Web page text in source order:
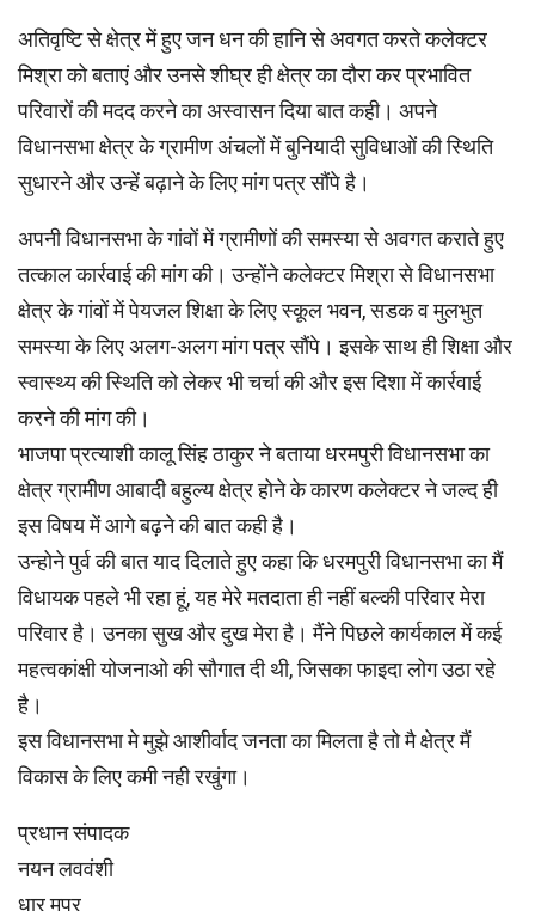
अतिवृष्टि से क्षेत्र में हुए जन धन की हानि से अवगत करते कलेक्टर
मिश्रा को बताएं और उनसे शीघ्र ही क्षेत्र का दौरा कर प्रभावित
परिवारों की मदद करने का अस्वासन दिया बात कही। अपने
विधानसभा क्षेत्र के ग्रामीण अंचलों में बुनियादी सुविधाओं की स्थिति
सुधारने और उन्हें बढ़ाने के लिए मांग पत्र सौंपे है।
अपनी विधानसभा के गांवों में ग्रामीणों की समस्या से अवगत कराते हुए
तत्काल कार्रवाई की मांग की। उन्होंने कलेक्टर मिश्रा से विधानसभा
क्षेत्र के गांवों में पेयजल शिक्षा के लिए स्कूल भवन, सडक व मुलभुत
समस्या के लिए अलग-अलग मांग पत्र सौंपे। इसके साथ ही शिक्षा और
स्वास्थ्य की स्थिति को लेकर भी चर्चा की और इस दिशा में कार्रवाई
करने की मांग की।
भाजपा प्रत्याशी कालू सिंह ठाकुर ने बताया धरमपुरी विधानसभा का
क्षेत्र ग्रामीण आबादी बहुल्‍य क्षेत्र होने के कारण कलेक्टर ने जल्द ही
इस विषय में आगे बढ़ने की बात कही है।
उन्होने पुर्व की बात याद दिलाते हुए कहा कि धरमपुरी विधानसभा का मैं
विधायक पहले भी रहा हूं, यह मेरे मतदाता ही नहीं बल्की परिवार मेरा
परिवार है। उनका सुख और दुख मेरा है। मैंने पिछले कार्यकाल में कई
महत्वकांक्षी योजनाओ की सौगात दी थी, जिसका फाइदा लोग उठा रहे
है।
इस विधानसभा मे मुझे आशीर्वाद जनता का मिलता है तो मै क्षेत्र मैं
विकास के लिए कमी नही रखुंगा।
प्रधान संपादक
नयन लववंशी
धार मप्र